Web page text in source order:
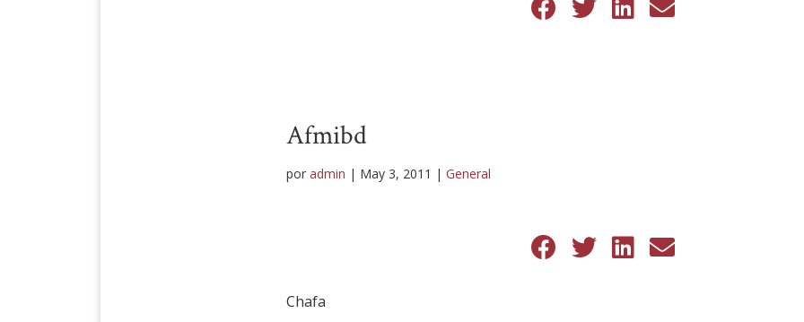
Afmibd
poradmin | May 3, 2011 |General
Chafa